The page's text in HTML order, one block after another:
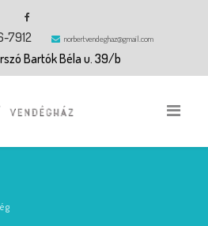
7912 norbertvendeghaz@gmail.com
Bartók Béla u. 39/b